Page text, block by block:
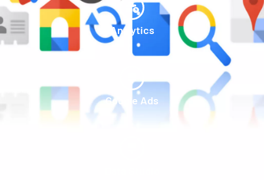
Analytics
Google Ads